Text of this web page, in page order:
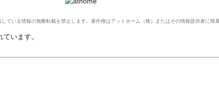
ている情報の無断転載を禁止します。著作権はアットホーム（株）またはその情報提供者に帰属
います。